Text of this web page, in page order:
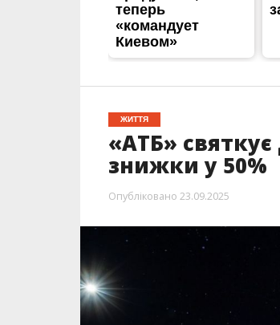
ЖИТТЯ
«АТБ»
знижки у 50%
Опубліковано 23.09.2025